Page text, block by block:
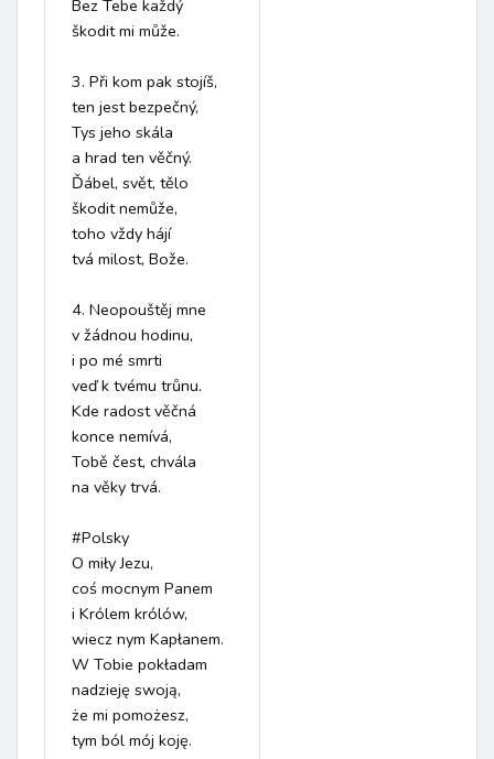
Bez Tebe každý
škodit mi může.
3.	Při kom pak stojíš,
ten jest bezpečný,
Tys jeho skála
a hrad ten věčný.
Ďábel, svět, tělo
škodit nemůže,
toho vždy hájí
tvá milost, Bože.
4.	Neopouštěj mne
v žádnou hodinu,
i po mé smrti
veď k tvému trůnu.
Kde radost věčná
konce nemívá,
Tobě čest, chvála
na věky trvá.
#Polsky
O miły Jezu,
coś mocnym Panem
i Królem królów,
wiecz nym Kapłanem.
W Tobie pokładam
nadzieję swoją,
że mi pomożesz,
tym ból mój koję.